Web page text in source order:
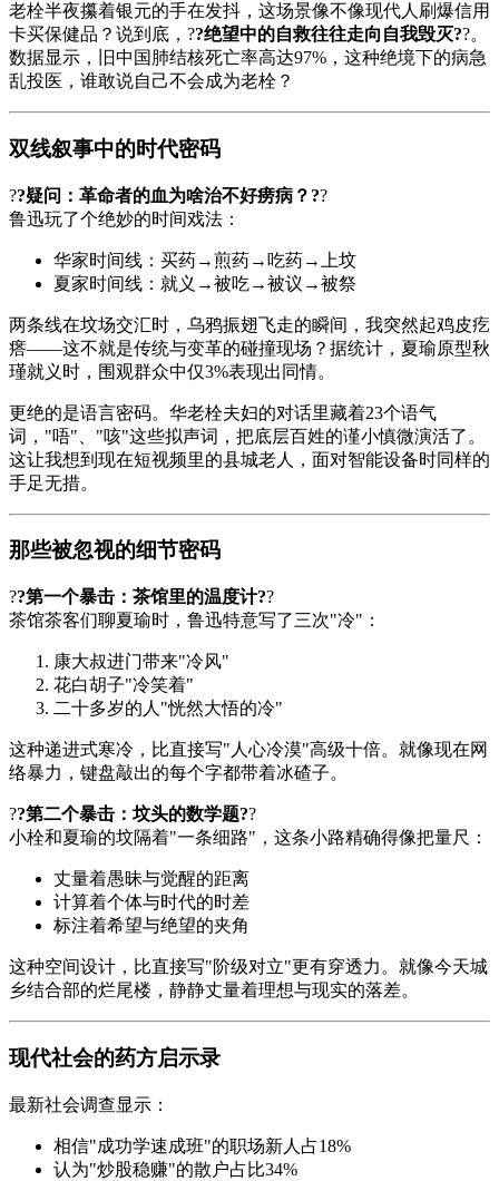
老栓半夜攥着银元的手在发抖，这场景像不像现代人刷爆信用
卡买保健品？说到底，??绝望中的自救往往走向自我毁灭??。
数据显示，旧中国肺结核死亡率高达97%，这种绝境下的病急
乱投医，谁敢说自己不会成为老栓？
双线叙事中的时代密码
??疑问：革命者的血为啥治不好痨病？??
鲁迅玩了个绝妙的时间戏法：
华家时间线：买药→煎药→吃药→上坟
夏家时间线：就义→被吃→被议→被祭
两条线在坟场交汇时，乌鸦振翅飞走的瞬间，我突然起鸡皮疙
瘩——这不就是传统与变革的碰撞现场？据统计，夏瑜原型秋
瑾就义时，围观群众中仅3%表现出同情。
更绝的是语言密码。华老栓夫妇的对话里藏着23个语气
词，"唔"、"咳"这些拟声词，把底层百姓的谨小慎微演活了。
这让我想到现在短视频里的县城老人，面对智能设备时同样的
手足无措。
那些被忽视的细节密码
??第一个暴击：茶馆里的温度计??
茶馆茶客们聊夏瑜时，鲁迅特意写了三次"冷"：
康大叔进门带来"冷风"
花白胡子"冷笑着"
二十多岁的人"恍然大悟的冷"
这种递进式寒冷，比直接写"人心冷漠"高级十倍。就像现在网
络暴力，键盘敲出的每个字都带着冰碴子。
??第二个暴击：坟头的数学题??
小栓和夏瑜的坟隔着"一条细路"，这条小路精确得像把量尺：
丈量着愚昧与觉醒的距离
计算着个体与时代的时差
标注着希望与绝望的夹角
这种空间设计，比直接写"阶级对立"更有穿透力。就像今天城
乡结合部的烂尾楼，静静丈量着理想与现实的落差。
现代社会的药方启示录
最新社会调查显示：
相信"成功学速成班"的职场新人占18%
认为"炒股稳赚"的散户占比34%